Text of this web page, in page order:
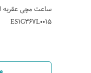
ساعت مچی عقربه
ES1G367L0015